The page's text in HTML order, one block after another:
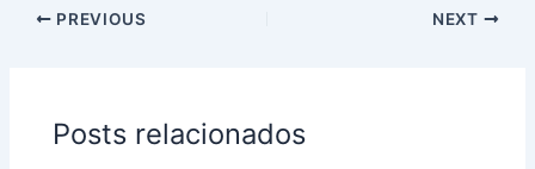
PREVIOUS NEXT
Posts relacionados